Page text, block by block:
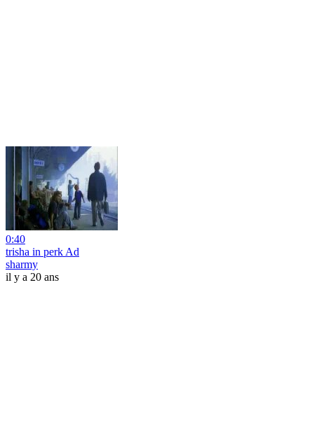
0:40
trisha in perk Ad
sharmy
il y a 20 ans